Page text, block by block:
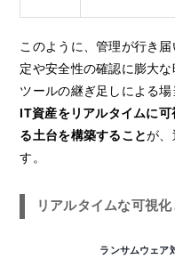
このように、管理が行き
定や安全性の確認に膨大
ツールの継ぎ足しによる
IT資産をリアルタイムに
る土台を構築することが、
す。
リアルタイムな可視
ランサムウェア